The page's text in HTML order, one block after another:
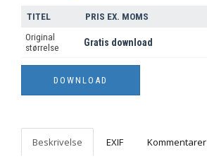
TITEL PRIS EX. MOMS
Original
størrelse
Gratis download
Beskrivelse EXIF Kommentarer